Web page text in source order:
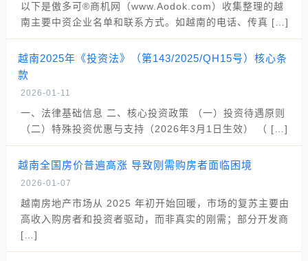
以下是傲多可®商机网（www.Aodok.com）收集整理的越
南主要中资企业名单和联系方式。如越南的电话、传真 […]
越南2025年《投资法》（第143/2025/QH15号）核心条
款
2026-01-11
一、法律基础信息 二、核心投资政策 （一）投资待遇原则
（二）特殊投资优惠与支持（2026年3月1日生效） （ […]
越南全国房价普遍高涨 导致刚需购房者面临困境
2026-01-07
越南房地产市场从 2025 年初开始回暖，市场的复苏主要由
高收入购房者和投资者驱动，而非真实的刚需；部分开发商
[…]